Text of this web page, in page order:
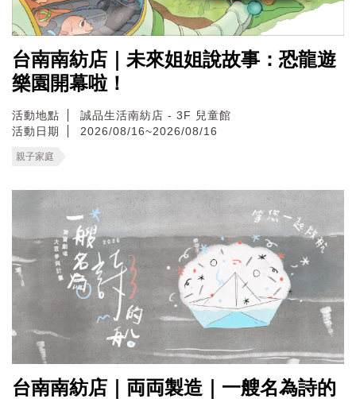
台南南紡店｜未來姐姐說故事：恐龍遊
樂園開幕啦！
活動地點
誠品生活南紡店 - 3F 兒童館
活動日期
2026/08/16~2026/08/16
親子家庭
台南南紡店｜両両製造｜一艘名為詩的